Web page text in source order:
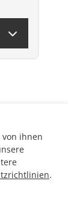
von ihnen
.